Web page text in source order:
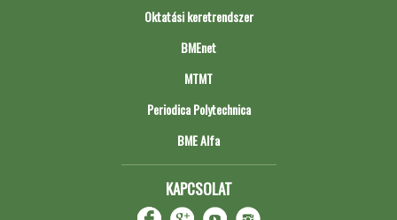
Oktatási keretrendszer
BMEnet
MTMT
Periodica Polytechnica
BME Alfa
KAPCSOLAT